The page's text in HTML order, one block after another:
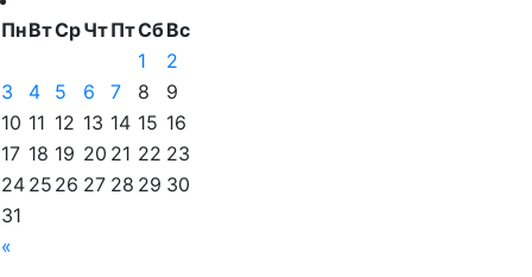
ПнВтСрЧтПтСбВс
«
1
2
3
4 5 6 7 8
9
10 11 12 13 14 15 16
17 18 19 20 21 22 23
24 25 26 27 28 29 30
31